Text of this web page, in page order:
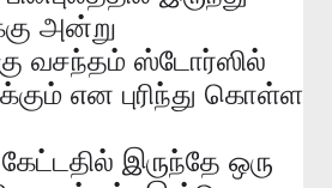
அன்று
வசந்தம் ஸ்டோர்ஸில்
என புரிந்து கொள்ள
கேட்டதில் இருந்தே ஒரு